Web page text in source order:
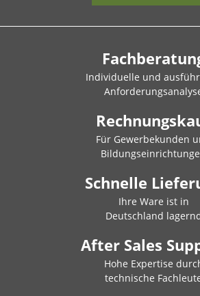
Individuelle und
Für Gewerbekunden
Schnelle
Ihre Ware ist in
Deutschland
After Sales
Hohe Expertise
technische